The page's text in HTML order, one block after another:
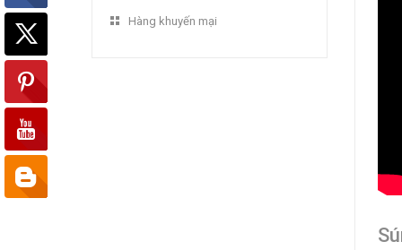
Hàng khuyến mại